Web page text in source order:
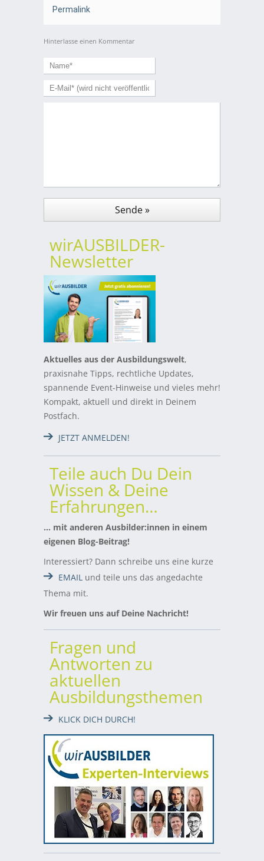
Permalink
Hinterlasse einen Kommentar
wirAUSBILDER-
Newsletter
Aktuelles aus der Ausbildungswelt,
praxisnahe Tipps, rechtliche Updates,
spannende Event-Hinweise und vieles mehr!
Kompakt, aktuell und direkt in Deinem
Postfach.
JETZT ANMELDEN!
Teile auch Du Dein
Wissen & Deine
Erfahrungen…
… mit anderen Ausbilder:innen in einem
eigenen Blog-Beitrag!
Interessiert? Dann schreibe uns eine kurze
EMAIL und teile uns das angedachte
Thema mit.
Wir freuen uns auf Deine Nachricht!
Fragen und
Antworten zu
aktuellen
Ausbildungsthemen
KLICK DICH DURCH!